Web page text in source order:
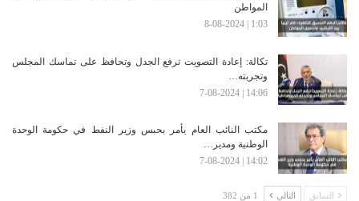
المواطن
1:03 | 8-08-2024
تكالة: إعادة التصويت ترفع الجدل وتحافظ على تماسك المجلس
وتجربته…
14:06 | 7-08-2024
مكتب النائب العام يأمر بحبس وزير النفط في حكومة الوحدة
الوطنية ومدير…
14:02 | 7-08-2024
السابق التالي 1 من 382